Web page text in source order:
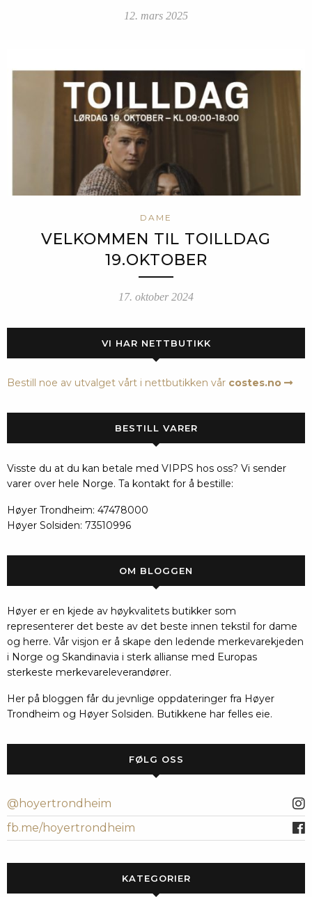
12. mars 2025
DAME
VELKOMMEN TIL TOILLDAG
19.OKTOBER
17. oktober 2024
VI HAR NETTBUTIKK
Bestill noe av utvalget vårt i nettbutikken vår costes.no
BESTILL VARER
Visste du at du kan betale med VIPPS hos oss? Vi sender
varer over hele Norge. Ta kontakt for å bestille:
Høyer Trondheim: 47478000
Høyer Solsiden: 73510996
OM BLOGGEN
Høyer er en kjede av høykvalitets butikker som
representerer det beste av det beste innen tekstil for dame
og herre. Vår visjon er å skape den ledende merkevarekjeden
i Norge og Skandinavia i sterk allianse med Europas
sterkeste merkevareleverandører.
Her på bloggen får du jevnlige oppdateringer fra Høyer
Trondheim og Høyer Solsiden. Butikkene har felles eie.
FØLG OSS
@hoyertrondheim
fb.me/hoyertrondheim
KATEGORIER